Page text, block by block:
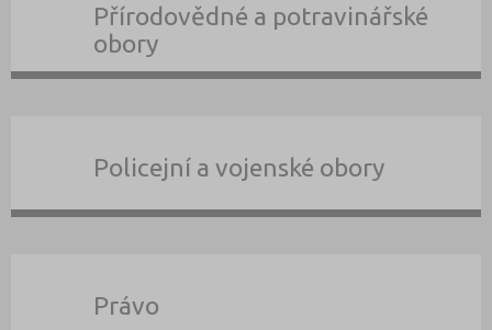
Přírodovědné a potravinářské
obory
Policejní a vojenské obory
Právo